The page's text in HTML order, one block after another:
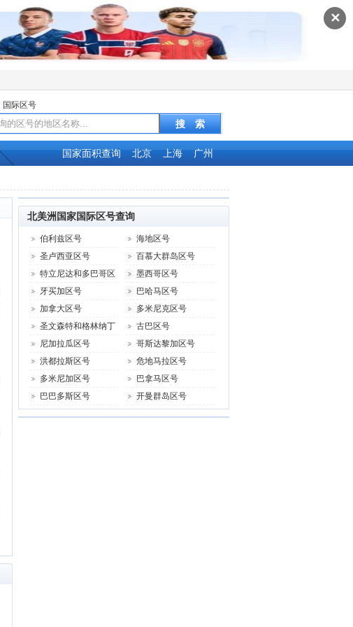
✕
国际区号
国家面积查询 北京 上海 广州
北美洲国家国际区号查询
伯利兹区号
海地区号
圣卢西亚区号
百慕大群岛区号
特立尼达和多巴哥区
墨西哥区号
牙买加区号
巴哈马区号
加拿大区号
多米尼克区号
圣文森特和格林纳丁
古巴区号
尼加拉瓜区号
哥斯达黎加区号
洪都拉斯区号
危地马拉区号
多米尼加区号
巴拿马区号
巴巴多斯区号
开曼群岛区号